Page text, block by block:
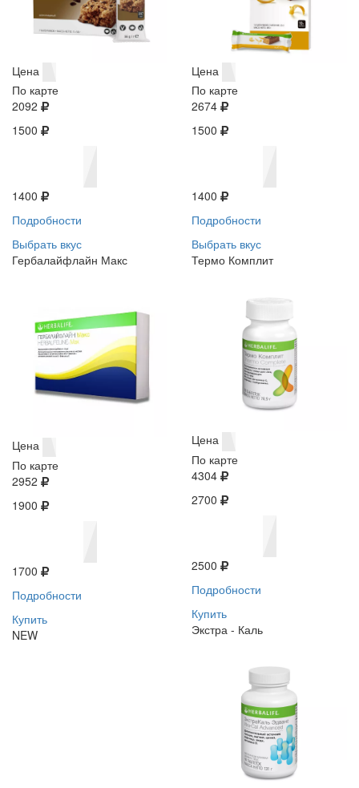
Цена
По карте
2092
1500
1400
Подробности
Выбрать вкус
Цена
По карте
2674
1500
1400
Подробности
Выбрать вкус
Гербалайфлайн Макс
Цена
По карте
2952
1900
1700
Подробности
Купить
NEW
Термо Комплит
Цена
По карте
4304
2700
2500
Подробности
Купить
Экстра - Каль